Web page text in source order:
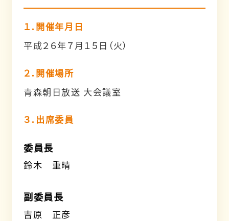
１．開催年月日
平成２６年７月１５日（火）
２．開催場所
青森朝日放送 大会議室
３．出席委員
委員長
鈴木 重晴
副委員長
吉原 正彦